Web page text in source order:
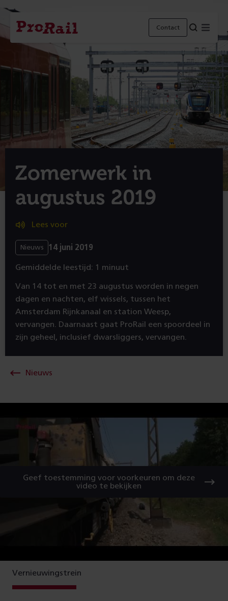
Navigatie
Homepage
ProRail
Contact
Zomerwerk in
augustus 2019
Lees voor
Nieuws 14 juni 2019
Gemiddelde leestijd: 1 minuut
Van 14 tot en met 23 augustus worden in negen
dagen en nachten, elf wissels, tussen het
Amsterdam Rijnkanaal en station Weesp,
vervangen. Daarnaast gaat ProRail een spoordeel in
zijn geheel, inclusief dwarsliggers, vervangen.
Nieuws
Vernieuwingstrein
Geef toestemming voor voorkeuren om deze
video te bekijken